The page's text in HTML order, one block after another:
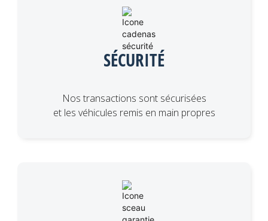
SÉCURITÉ
Nos transactions sont sécurisées
et les véhicules remis en main propres